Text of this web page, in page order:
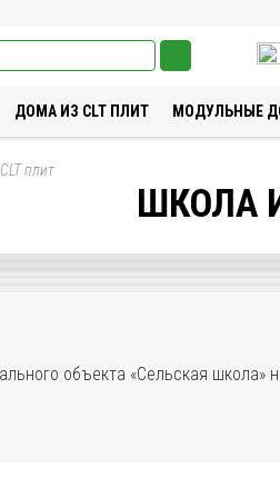
ДОМА ИЗ CLT ПЛИТ МОДУЛЬНЫЕ
плит
ШКОЛА
объекта «Сельская школа»